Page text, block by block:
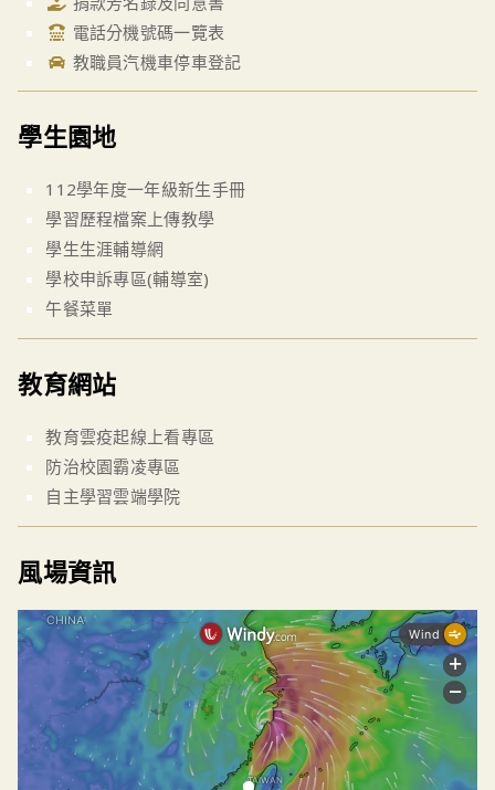
電話分機號碼一覽表
教職員汽機車停車登記
學生園地
112學年度一年級新生手冊
學習歷程檔案上傳教學
學生生涯輔導網
學校申訴專區(輔導室)
午餐菜單
教育網站
教育雲疫起線上看專區
防治校園霸凌專區
自主學習雲端學院
風場資訊